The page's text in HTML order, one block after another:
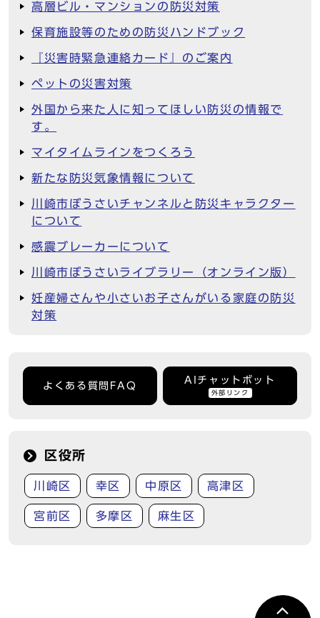
高層ビル・マンションの防災対策
保育施設等のための防災ハンドブック
『災害時緊急連絡カード』のご案内
ペットの災害対策
外国から来た人に知ってほしい防災の情報で
す。
マイタイムラインをつくろう
新たな防災気象情報について
川崎市ぼうさいチャンネルと防災キャラクター
について
感震ブレーカーについて
川崎市ぼうさいライブラリー（オンライン版）
妊産婦さんや小さいお子さんがいる家庭の防災
対策
よくある質問FAQ
AIチャットボット
外部リンク
区役所
川崎区 幸区 中原区 高津区
宮前区 多摩区 麻生区